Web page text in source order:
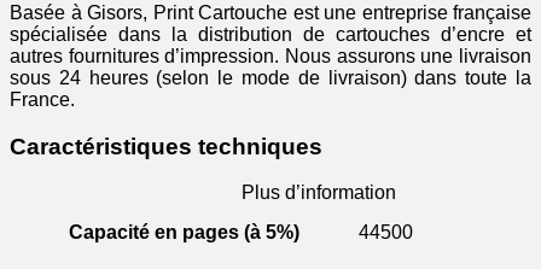
Basée à Gisors, Print Cartouche est une entreprise française
spécialisée dans la distribution de cartouches d’encre et
autres fournitures d’impression. Nous assurons une livraison
sous 24 heures (selon le mode de livraison) dans toute la
France.
Caractéristiques techniques
Plus d’information
Capacité en pages (à 5%)
44500